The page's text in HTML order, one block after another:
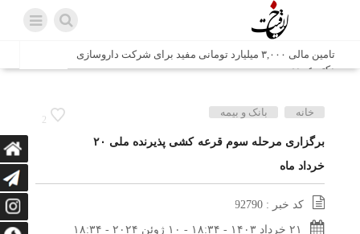
تامین مالی ۳,۰۰۰ میلیارد تومانی مفید برای شرکت داروسازی
دکتر عبیدی
شش وزیر کابینه پاکستان با حضور در سفارت ایران در اسلام
اتابک: ظرفیت های جدید همکاری‌های تجاری ایران و پاکستان با
محوریت بخش خصوصی فعال می‌شود
در مسیر جا‌مانده‌ها، دل‌ها به کربلا رسیده است
2
خانه بانک و بیمه
برگزاری مرحله سوم قرعه کشی پذیرنده ملی ۲۰
خرداد ماه
کد خبر : 92790
۲۱ خرداد ۱۴۰۳ - ۱۸:۳۴ - ۱۰ ژوئن ۲۰۲۴ - ۱۸:۳۴